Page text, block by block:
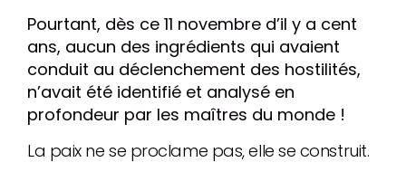
Pourtant, dès ce 11 novembre d’il y a cent
ans, aucun des ingrédients qui avaient
conduit au déclenchement des hostilités,
n’avait été identifié et analysé en
profondeur par les maîtres du monde !
La paix ne se proclame pas, elle se construit.